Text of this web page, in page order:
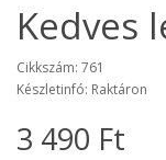
Kedves
Cikkszám: 761
Készletinfó: Raktáron
3 490 Ft